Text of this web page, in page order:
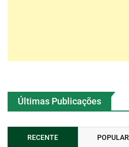
Últimas Publicações
RECENTE POPULAR